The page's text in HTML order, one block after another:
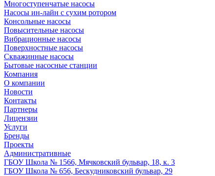
Многоступенчатые насосы
Насосы ин-лайн с сухим ротором
Консольные насосы
Повысительные насосы
Вибрационные насосы
Поверхностные насосы
Скважинные насосы
Бытовые насосные станции
Компания
О компании
Новости
Контакты
Партнеры
Лицензии
Услуги
Бренды
Проекты
Административные
ГБОУ Школа № 1566, Мячковский бульвар, 18, к. 3
ГБОУ Школа № 656, Бескудниковский бульвар, 29